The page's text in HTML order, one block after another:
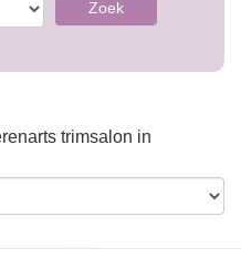
Zoek
trimsalon in